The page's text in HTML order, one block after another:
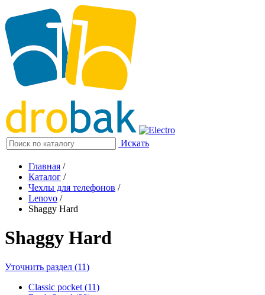
Искать
Главная /
Каталог /
Чехлы для телефонов /
Lenovo /
Shaggy Hard
Shaggy Hard
Уточнить раздел (11)
Classic pocket (11)